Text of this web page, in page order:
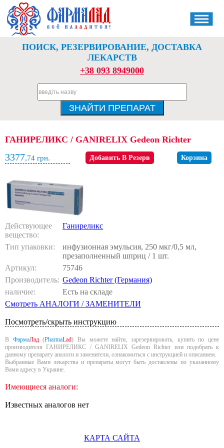
ПОИСК, РЕЗЕРВИРОВАНИЕ, ДОСТАВКА
ЛЕКАРСТВ
+38 093 8949000
ГАНИРЕЛИКС / GANIRELIX Gedeon Richter
3377,74 грн. Добавить В Резерв Корзина
Действующее
вещество:
Ганиреликс
Тип упаковки:
инфузионная эмульсия, 250 мкг/0,5 мл,
презаполненный шприц / 1 шт.
Артикул:
75746
Производитель: Gedeon Richter (Германия)
наличие:
Есть на складе
Смотреть АНАЛОГИ / ЗАМЕНИТЕЛИ
Посмотреть/скрыть инструкцию
В ФармаЛад(PharmaLad) Вы можете найти, зарезервировать, купить по цене
производителя ГАНИРЕЛИКС / GANIRELIX Gedeon Richter или подобрать к
данному препарату аналоги и заменители, ознакомиться с инструкцией и описанием.
Выбранные Вами лекарства и препараты могут быть доставлены по указанному
Вами адресу в Украине.
Имеющиеся аналоги:
Известных аналогов нет
КАРТА САЙТА